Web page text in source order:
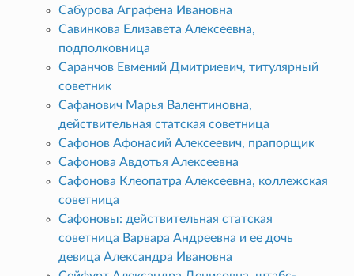
Сабурова Аграфена Ивановна
Савинкова Елизавета Алексеевна,
подполковница
Саранчов Евмений Дмитриевич, титулярный
советник
Сафанович Марья Валентиновна,
действительная статская советница
Сафонов Афонасий Алексеевич, прапорщик
Сафонова Авдотья Алексеевна
Сафонова Клеопатра Алексеевна, коллежская
советница
Сафоновы: действительная статская
советница Варвара Андреевна и ее дочь
девица Александра Ивановна